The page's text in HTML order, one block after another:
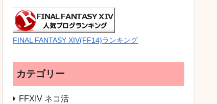
FINAL FANTASY XIV(FF14)ランキング
カテゴリー
FFXIV ネコ活